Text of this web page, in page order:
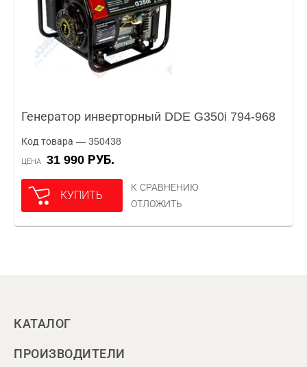
Генератор инверторный DDE G350i 794-968
Код товара — 350438
ЦЕНА 31 990 РУБ.
КУПИТЬ
К СРАВНЕНИЮ
ОТЛОЖИТЬ
КАТАЛОГ
ПРОИЗВОДИТЕЛИ